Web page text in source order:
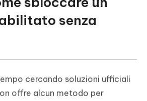
senza
cercando soluzioni ufficiali
offre alcun metodo per